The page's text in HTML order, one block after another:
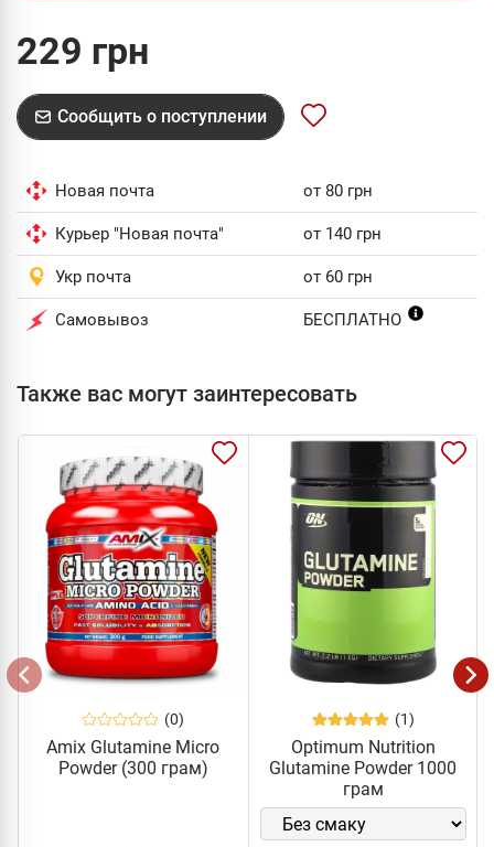
229 грн
Сообщить о поступлении
Новая почта от 80 грн
Курьер "Новая почта" от 140 грн
Укр почта от 60 грн
Самовывоз БЕСПЛАТНО
Также вас могут заинтересовать
(0)
Amix Glutamine Micro
Powder (300 грам)
(1)
Optimum Nutrition
Glutamine Powder 1000
грам